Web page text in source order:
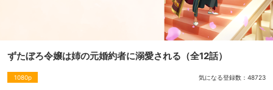
ずたぼろ令嬢は姉の元婚約者に溺愛される （全12話）
1080p 気になる登録数： 48723